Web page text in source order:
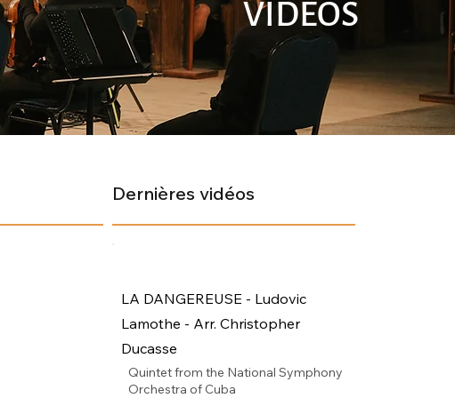
VIDÉOS
Dernières vidéos
LA DANGEREUSE - Ludovic
Lamothe - Arr. Christopher
Ducasse
Quintet from the National Symphony
Orchestra of Cuba